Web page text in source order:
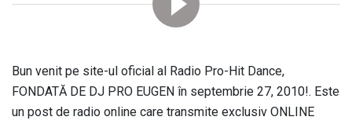
Bun venit pe site-ul oficial al Radio Pro-Hit Dance,
FONDATĂ DE DJ PRO EUGEN în septembrie 27, 2010!. Este
un post de radio online care transmite exclusiv ONLINE